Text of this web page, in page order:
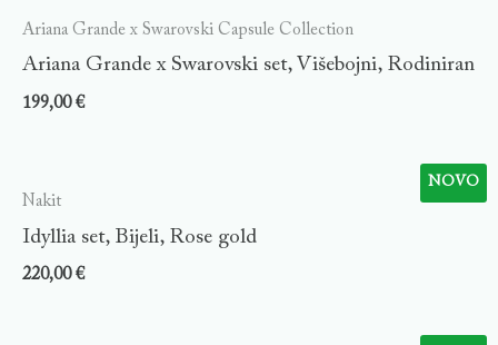
Ariana Grande x Swarovski Capsule Collection
Ariana Grande x Swarovski set, Višebojni, Rodiniran
199,00€
NOVO
Nakit
Idyllia set, Bijeli, Rose gold
220,00€